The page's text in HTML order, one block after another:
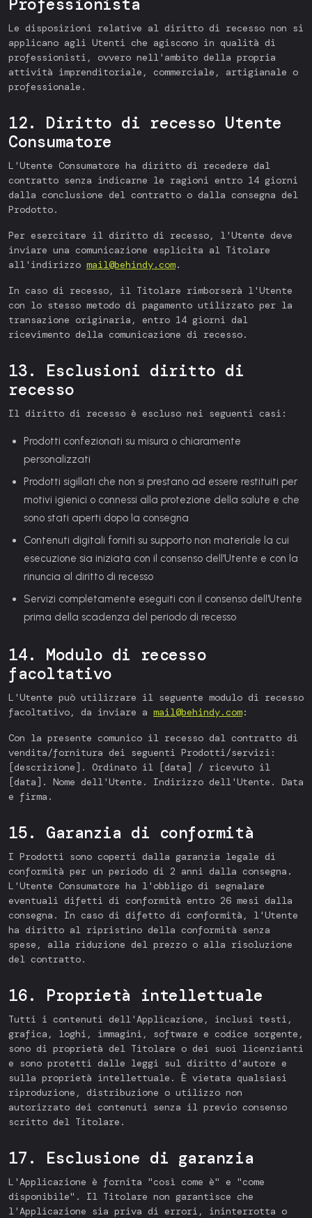
Professionista
Le disposizioni relative al diritto di recesso non si
applicano agli Utenti che agiscono in qualità di
professionisti, ovvero nell'ambito della propria
attività imprenditoriale, commerciale, artigianale o
professionale.
12. Diritto di recesso Utente
Consumatore
L'Utente Consumatore ha diritto di recedere dal
contratto senza indicarne le ragioni entro 14 giorni
dalla conclusione del contratto o dalla consegna del
Prodotto.
Per esercitare il diritto di recesso, l'Utente deve
inviare una comunicazione esplicita al Titolare
all'indirizzo mail@behindy.com.
In caso di recesso, il Titolare rimborserà l'Utente
con lo stesso metodo di pagamento utilizzato per la
transazione originaria, entro 14 giorni dal
ricevimento della comunicazione di recesso.
13. Esclusioni diritto di
recesso
Il diritto di recesso è escluso nei seguenti casi:
Prodotti confezionati su misura o chiaramente
personalizzati
Prodotti sigillati che non si prestano ad essere restituiti per
motivi igienici o connessi alla protezione della salute e che
sono stati aperti dopo la consegna
Contenuti digitali forniti su supporto non materiale la cui
esecuzione sia iniziata con il consenso dell'Utente e con la
rinuncia al diritto di recesso
Servizi completamente eseguiti con il consenso dell'Utente
prima della scadenza del periodo di recesso
14. Modulo di recesso
facoltativo
L'Utente può utilizzare il seguente modulo di recesso
facoltativo, da inviare a mail@behindy.com:
Con la presente comunico il recesso dal contratto di
vendita/fornitura dei seguenti Prodotti/servizi:
[descrizione]. Ordinato il [data] / ricevuto il
[data]. Nome dell'Utente. Indirizzo dell'Utente. Data
e firma.
15. Garanzia di conformità
I Prodotti sono coperti dalla garanzia legale di
conformità per un periodo di 2 anni dalla consegna.
L'Utente Consumatore ha l'obbligo di segnalare
eventuali difetti di conformità entro 26 mesi dalla
consegna. In caso di difetto di conformità, l'Utente
ha diritto al ripristino della conformità senza
spese, alla riduzione del prezzo o alla risoluzione
del contratto.
16. Proprietà intellettuale
Tutti i contenuti dell'Applicazione, inclusi testi,
grafica, loghi, immagini, software e codice sorgente,
sono di proprietà del Titolare o dei suoi licenzianti
e sono protetti dalle leggi sul diritto d'autore e
sulla proprietà intellettuale. È vietata qualsiasi
riproduzione, distribuzione o utilizzo non
autorizzato dei contenuti senza il previo consenso
scritto del Titolare.
17. Esclusione di garanzia
L'Applicazione è fornita "così come è" e "come
disponibile". Il Titolare non garantisce che
l'Applicazione sia priva di errori, ininterrotta o